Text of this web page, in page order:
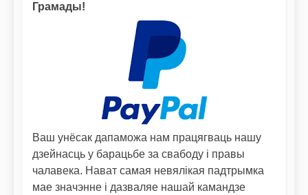
Грамады!
Ваш унёсак дапаможа нам працягваць нашу
дзейнасць у барацьбе за свабоду і правы
чалавека. Нават самая невялікая падтрымка
мае значэнне і дазваляе нашай камандзе